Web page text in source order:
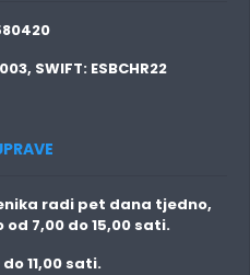
SWIFT: ESBCHR22
radi pet dana tjedno,
od 7,00 do 15,00 sati.
do 11,00 sati.